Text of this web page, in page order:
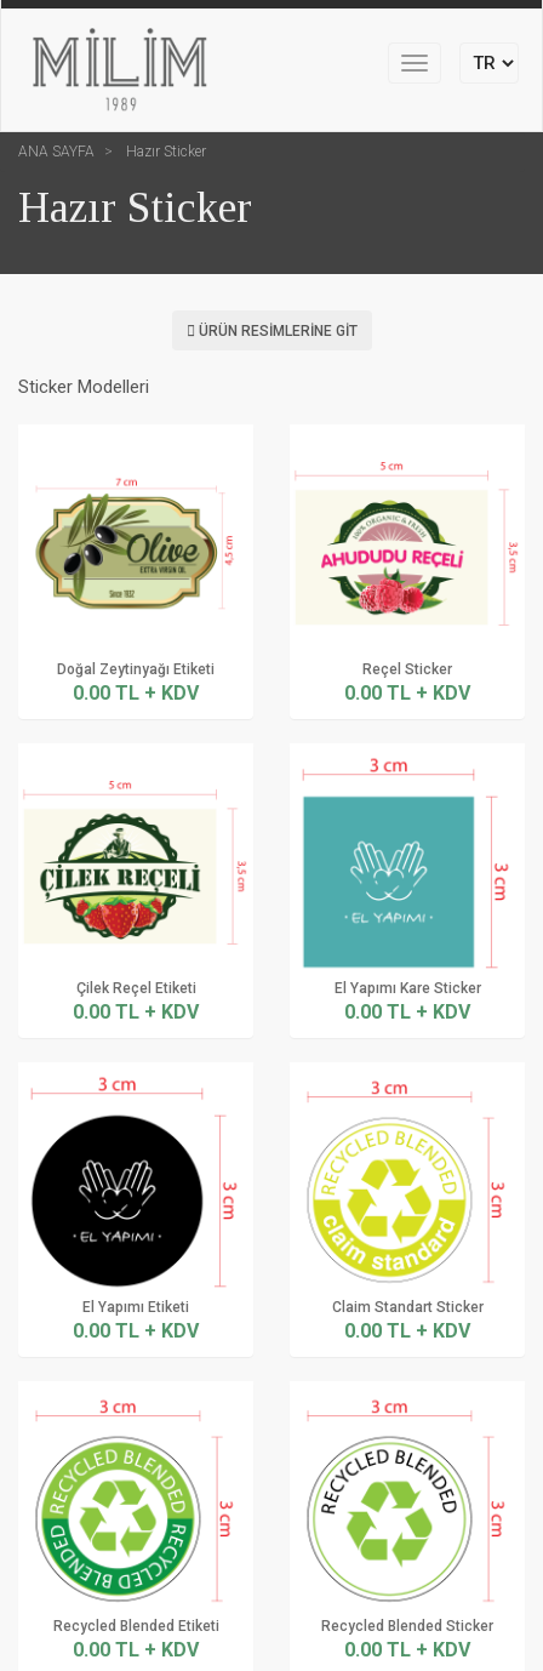
Toggle
ANA SAYFA Hazır Sticker
Hazır Sticker
ÜRÜN RESIMLERINE GIT
Sticker Modelleri
Doğal Zeytinyağı Etiketi
0.00 TL + KDV
Reçel Sticker
0.00 TL + KDV
Çilek Reçel Etiketi
0.00 TL + KDV
El Yapımı Kare Sticker
0.00 TL + KDV
El Yapımı Etiketi
0.00 TL + KDV
Claim Standart Sticker
0.00 TL + KDV
Recycled Blended Etiketi
0.00 TL + KDV
Recycled Blended Sticker
0.00 TL + KDV